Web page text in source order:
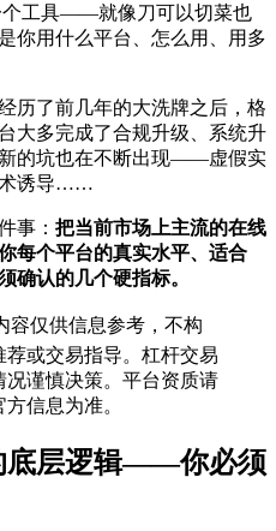
个工具——就像刀可以切菜也
你用什么平台、怎么用、用多
历了前几年的大洗牌之后，格
大多完成了合规升级、系统升
的坑也在不断出现——虚假实
术诱导……
事： 把当前市场上主流的在线
每个平台的真实水平、适合
确认的几个硬指标。
仅供信息参考，不构
或交易指导。杠杆交易
况谨慎决策。平台资质请
信息为准。
底层逻辑——你必须